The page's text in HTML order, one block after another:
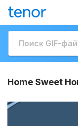
Home Sweet